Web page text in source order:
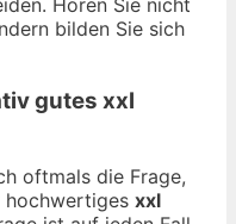
Hören Sie nicht
bilden Sie sich
gutes xxl
oftmals die Frage,
hochwertiges xxl